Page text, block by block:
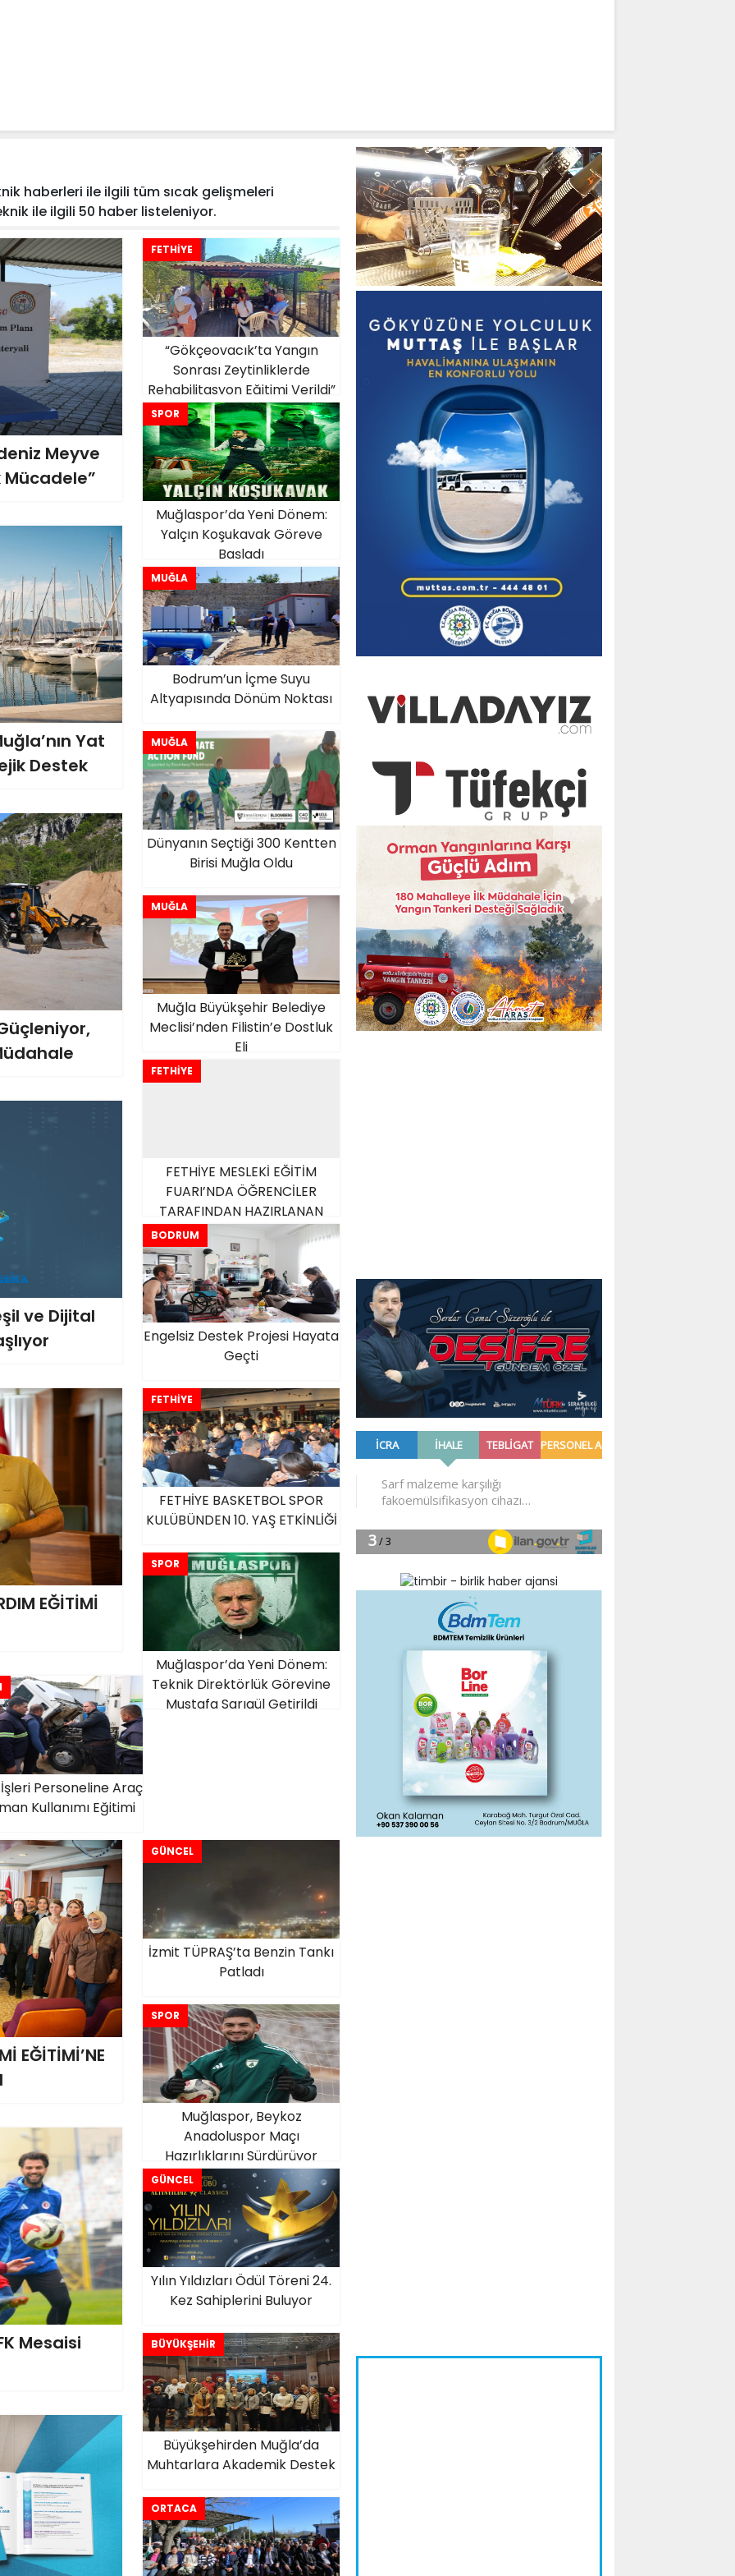
haberleri ile ilgili tüm sıcak gelişmeleri
ile ilgili 50 haber listeleniyor.
Meyve
Mücadele”
FETHİYE
“Gökçeovacık’ta Yangın
Sonrası Zeytinliklerde
Rehabilitasyon Eğitimi Verildi”
SPOR
Muğlaspor’da Yeni Dönem:
Yalçın Koşukavak Göreve
Başladı
Yat
Destek
MUĞLA
Bodrum’un İçme Suyu
Altyapısında Dönüm Noktası
MUĞLA
Dünyanın Seçtiği 300 Kentten
Birisi Muğla Oldu
MUĞLA
Muğla Büyükşehir Belediye
Meclisi’nden Filistin’e Dostluk
Eli
FETHİYE
FETHİYE MESLEKİ EĞİTİM
FUARI’NDA ÖĞRENCİLER
TARAFINDAN HAZIRLANAN
PROJE VE ÜRÜNLER GÖRÜCÜYE
ÇIKTI
ve Dijital
BODRUM
Engelsiz Destek Projesi Hayata
Geçti
FETHİYE
FETHİYE BASKETBOL SPOR
KULÜBÜNDEN 10. YAŞ ETKİNLİĞİ
EĞİTİMİ
SPOR
Muğlaspor’da Yeni Dönem:
Teknik Direktörlük Görevine
Mustafa Sarıgül Getirildi
Personeline Araç
Kullanımı Eğitimi
EĞİTİMİ’NE
GÜNCEL
İzmit TÜPRAŞ’ta Benzin Tankı
Patladı
SPOR
Muğlaspor, Beykoz
Anadoluspor Maçı
Hazırlıklarını Sürdürüyor
Mesaisi
GÜNCEL
Yılın Yıldızları Ödül Töreni 24.
Kez Sahiplerini Buluyor
BÜYÜKŞEHİR
Büyükşehirden Muğla’da
Muhtarlara Akademik Destek
ORTACA